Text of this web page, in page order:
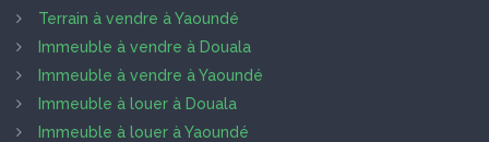
Terrain à vendre à Yaoundé
Immeuble à vendre à Douala
Immeuble à vendre à Yaoundé
Immeuble à louer à Douala
Immeuble à louer à Yaoundé